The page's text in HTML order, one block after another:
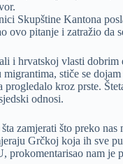
Skupštine Kantona
ovo pitanje i zatražio da
i hrvatskoj vlasti dobrim
stiče se dojam
progledalo kroz prste.
odnosi.
zamjerati što preko nas
Grčkoj koja ih sve
prokomentarisao nam je